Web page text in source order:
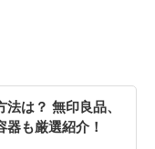
は？ 無印良品、
も厳選紹介！